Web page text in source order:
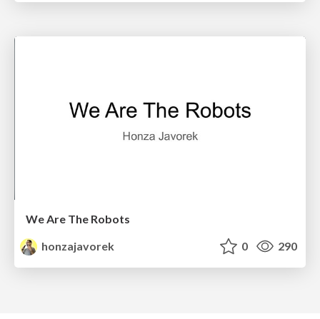
We Are The Robots
honzajavorek
0 290